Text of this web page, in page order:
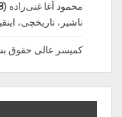
ناشیر، تاریخچی،
کمیسر عالی حقوق